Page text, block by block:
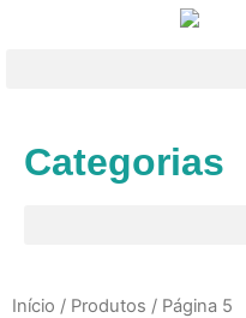
Categorias
Início / Produtos / Página 5